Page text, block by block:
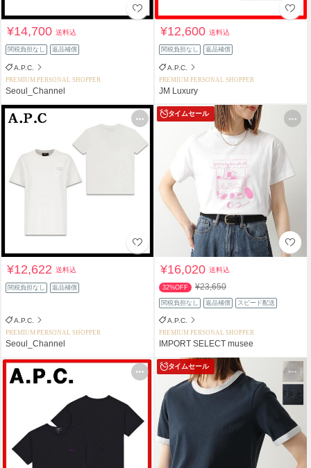
¥14,700送料込
関税負担なし 返品補償
A.P.C.
PREMIUM PERSONAL SHOPPER
Seoul_Channel
¥12,600送料込
関税負担なし 返品補償
A.P.C.
PREMIUM PERSONAL SHOPPER
JM Luxury
¥12,622送料込
関税負担なし 返品補償
A.P.C.
PREMIUM PERSONAL SHOPPER
Seoul_Channel
タイムセール
¥16,020送料込
32%OFF ¥23,650
関税負担なし 返品補償 スピード配送
A.P.C.
PREMIUM PERSONAL SHOPPER
IMPORT SELECT musee
タイムセール